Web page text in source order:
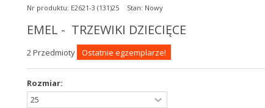
Nr produktu: E2621-3 (131)25 Stan: Nowy
EMEL - TRZEWIKI DZIECIĘCE
2Przedmioty Ostatnie egzemplarze!
Rozmiar: